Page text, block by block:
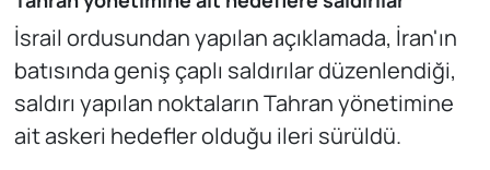
İsrail ordusundan yapılan açıklamada, İran'ın
batısında geniş çaplı saldırılar düzenlendiği,
saldırı yapılan noktaların Tahran yönetimine
ait askeri hedefler olduğu ileri sürüldü.